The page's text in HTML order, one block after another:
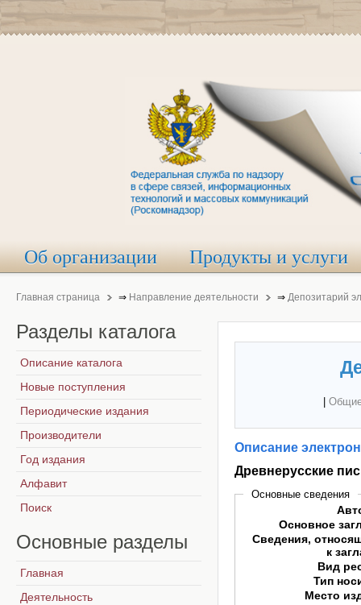
Об организации Продукты и услуги
Главная страница ⇒ Направление деятельности ⇒ Депозитарий
Описание
Древнерусские
Основные сведения
Основное
Сведения,
к
Вид
Тип
Место
Разделы каталога
Описание каталога
Новые поступления
Периодические издания
Производители
Год издания
Алфавит
Поиск
Основные разделы
Главная
Деятельность